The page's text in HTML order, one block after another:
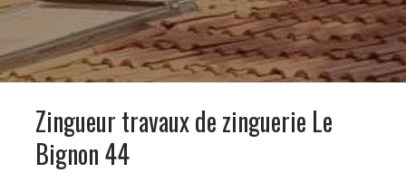
Zingueur travaux de zinguerie Le
Bignon 44